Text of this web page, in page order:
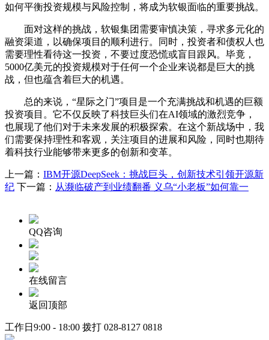
如何平衡投资规模与风险控制，将成为软银面临的重要挑战。
面对这样的挑战，软银集团需要审慎决策，寻求多元化的
融资渠道，以确保项目的顺利进行。同时，投资者和债权人也
需要理性看待这一投资，不要过度恐慌或盲目跟风。毕竟，
5000亿美元的投资规模对于任何一个企业来说都是巨大的挑
战，但也蕴含着巨大的机遇。
总的来说，“星际之门”项目是一个充满挑战和机遇的巨额
投资项目。它不仅反映了科技巨头们在AI领域的激烈竞争，
也展现了他们对于未来发展的积极探索。在这个新战场中，我
们需要保持理性和客观，关注项目的进展和风险，同时也期待
着科技行业能够带来更多的创新和变革。
上一篇： IBM开源DeepSeek：挑战巨头，创新技术引领开源新
纪 下一篇： 从濒临破产到业绩翻番 义乌“小老板”如何靠一
QQ咨询
在线留言
返回顶部
工作日9:00 - 18:00 拨打 028-8127 0818